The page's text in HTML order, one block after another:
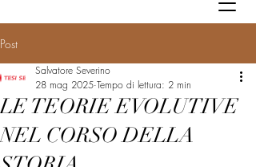
Post
LE TEORIE EVOLUTIVE
NEL CORSO DELLA
Salvatore Severino
28 mag 2025 Tempo di lettura: 2 min